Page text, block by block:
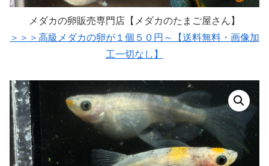
メダカの卵販売専門店【メダカのたまご屋さん】
＞＞＞高級メダカの卵が１個５０円～【送料無料・画像加
工一切なし】